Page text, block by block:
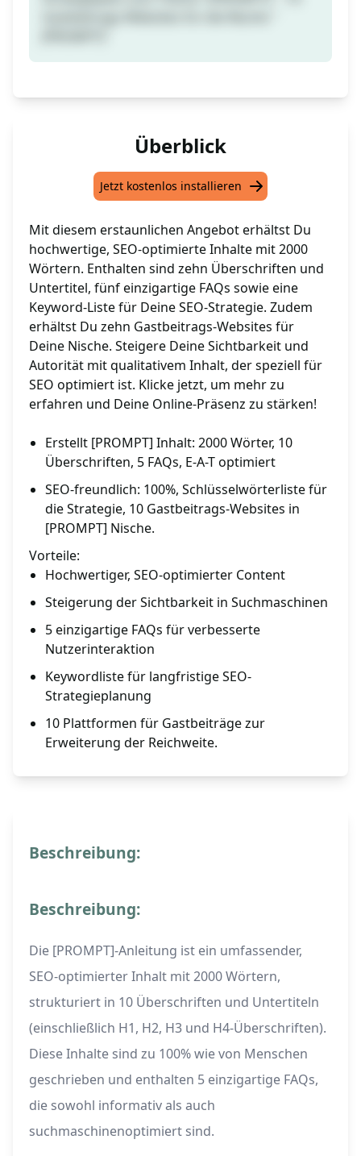
Überblick
Jetzt kostenlos installieren
Mit diesem erstaunlichen Angebot erhältst Du
hochwertige, SEO-optimierte Inhalte mit 2000
Wörtern. Enthalten sind zehn Überschriften und
Untertitel, fünf einzigartige FAQs sowie eine
Keyword-Liste für Deine SEO-Strategie. Zudem
erhältst Du zehn Gastbeitrags-Websites für
Deine Nische. Steigere Deine Sichtbarkeit und
Autorität mit qualitativem Inhalt, der speziell für
SEO optimiert ist. Klicke jetzt, um mehr zu
erfahren und Deine Online-Präsenz zu stärken!
Erstellt [PROMPT] Inhalt: 2000 Wörter, 10
Überschriften, 5 FAQs, E-A-T optimiert
SEO-freundlich: 100%, Schlüsselwörterliste für
die Strategie, 10 Gastbeitrags-Websites in
[PROMPT] Nische.
Vorteile:
Hochwertiger, SEO-optimierter Content
Steigerung der Sichtbarkeit in Suchmaschinen
5 einzigartige FAQs für verbesserte
Nutzerinteraktion
Keywordliste für langfristige SEO-
Strategieplanung
10 Plattformen für Gastbeiträge zur
Erweiterung der Reichweite.
Beschreibung:
Beschreibung:
Die [PROMPT]-Anleitung ist ein umfassender,
SEO-optimierter Inhalt mit 2000 Wörtern,
strukturiert in 10 Überschriften und Untertiteln
(einschließlich H1, H2, H3 und H4-Überschriften).
Diese Inhalte sind zu 100% wie von Menschen
geschrieben und enthalten 5 einzigartige FAQs,
die sowohl informativ als auch
suchmaschinenoptimiert sind.